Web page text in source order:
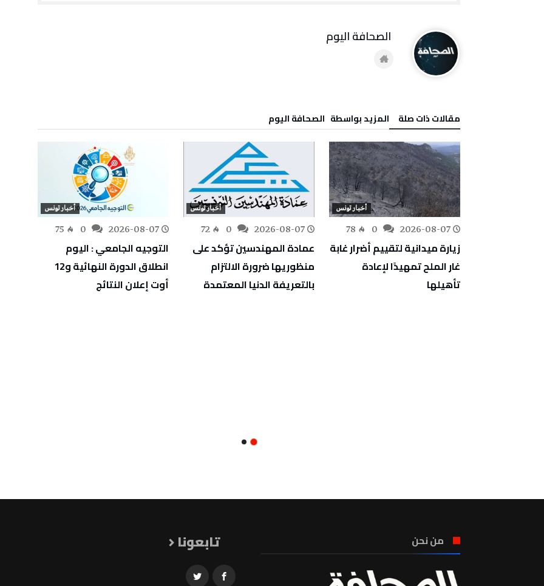
‫مقالات ذات صلة‬ ‫‫المزيد بواسطة‬ ‬ ‭ ‬الصحافة‭ ‬اليوم
أخبار تونس
2026-08-07
78
زيارة ميدانية لتقييم أضرار غابة
غار الملح تمهيدًا لإعادة
تأهيلها
أخبار تونس
2026-08-07
72
عمادة المهندسين تؤكد على
منظوريها ضرورة الالتزام
بالتعريفة الدنيا المعتمدة
أخبار تونس
2026-08-07
75
التوجيه الجامعي : اليوم
انطلاق الدورة النهائية و12
أوت إعلان النتائج
من نحن تابعونا